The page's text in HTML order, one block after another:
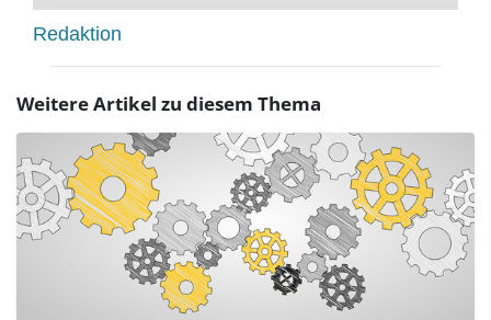
Redaktion
Weitere Artikel zu diesem Thema